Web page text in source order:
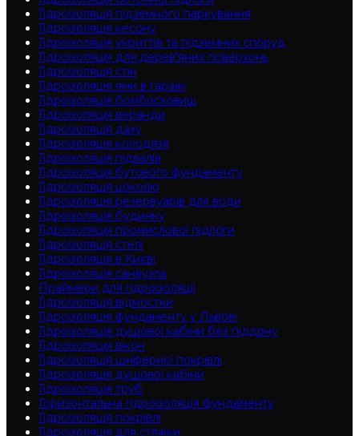
Гідроізоляція підземного паркування
Гідроізоляція кесону
Гідроізоляція укриттів та підземних споруд
Гідроізоляція для дерев'яних поверхонь
Гідроізоляція стін
Гідроізоляція ями в гаражі
Гідроізоляція бомбосховищ
Гідроізоляція веранди
Гідроізоляція даху
Гідроізоляція колодязя
Гідроізоляція підвалів
Гідроізоляція бутового фундаменту
Гідроізоляція цоколю
Гідроізоляція резервуарів для води
Гідроізоляція будинку
Гідроізоляція промислової підлоги
Гідроізоляція cтелі
Гідроізоляція в Києві
Гідроізоляція санвузла
Праймери для гідроізоляції
Гідроізоляція відмостки
Гідроізоляція фундаменту у Львові
Гідроізоляція душової кабіни без піддону
Гідроізоляція вікон
Гідроізоляція шиферної покрівлі
Гідроізоляція душової кабіни
Гідроізоляція труб
Горизонтальна гідроізоляція фундаменту
Гідроізоляція покрівлі
Гідроізоляція для стяжки